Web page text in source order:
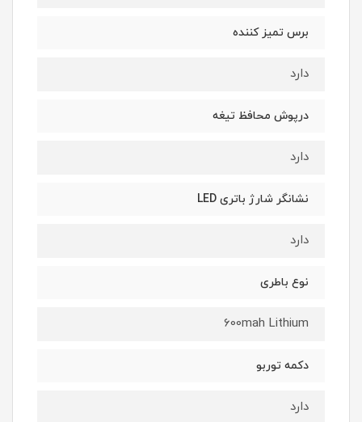
برس تمیز کننده
دارد
درپوش محافظ تیغه
دارد
نشانگر شارژ باتری LED
دارد
نوع باطری
600mah Lithium
دکمه توربو
دارد